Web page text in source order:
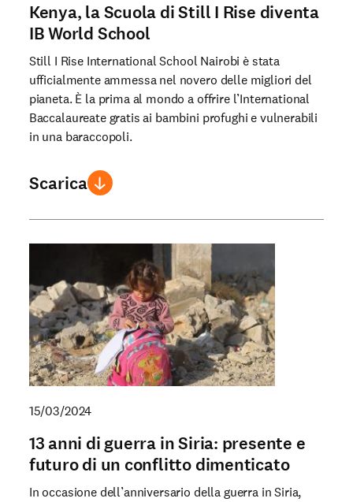
Kenya, la Scuola di Still I Rise diventa
IB World School
Still I Rise International School Nairobi è stata
ufficialmente ammessa nel novero delle migliori del
pianeta. È la prima al mondo a offrire l’International
Baccalaureate gratis ai bambini profughi e vulnerabili
in una baraccopoli.
Scarica
15/03/2024
13 anni di guerra in Siria: presente e
futuro di un conflitto dimenticato
In occasione dell’anniversario della guerra in Siria,